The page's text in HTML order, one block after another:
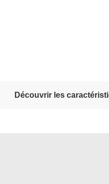
Découvrir les